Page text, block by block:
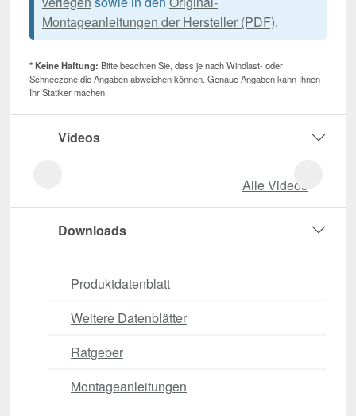
Montageanleitungen der Hersteller (PDF).
* Keine Haftung: Bitte beachten Sie, dass je nach Windlast- oder
Schneezone die Angaben abweichen können. Genaue Angaben kann Ihnen
Ihr Statiker machen.
Videos
Alle Videos
Downloads
Produktdatenblatt
Weitere Datenblätter
Ratgeber
Montageanleitungen